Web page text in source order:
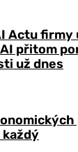
Actu firmy
přitom
už dnes